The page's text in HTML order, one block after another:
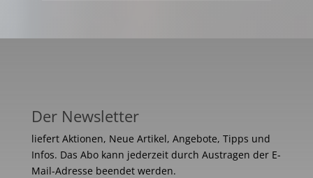
Der Newsletter
liefert Aktionen, Neue Artikel, Angebote, Tipps und
Infos. Das Abo kann jederzeit durch Austragen der E-
Mail-Adresse beendet werden.